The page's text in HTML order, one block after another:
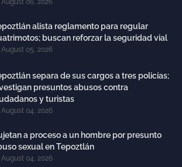
alista reglamento para regular
buscan reforzar la seguridad vial
August 05, 2026
separa de sus cargos a tres policías;
presuntos abusos contra
y turistas
August 04, 2026
a proceso a un hombre por presunto
sexual en Tepoztlán
August 04, 2026